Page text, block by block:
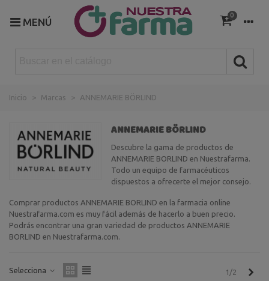
MENÚ
0
Inicio > Marcas > ANNEMARIE BÖRLIND
ANNEMARIE BÖRLIND
Descubre la gama de productos de
ANNEMARIE BORLIND en Nuestrafarma.
Todo un equipo de farmacéuticos
dispuestos a ofrecerte el mejor consejo.
Comprar productos ANNEMARIE BORLIND en la farmacia online
Nuestrafarma.com es muy fácil además de hacerlo a buen precio.
Podrás encontrar una gran variedad de productos ANNEMARIE
BORLIND en Nuestrafarma.com.
Selecciona 1/2